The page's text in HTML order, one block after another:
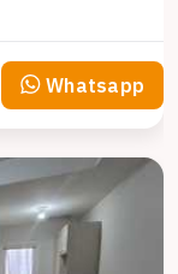
Whatsapp